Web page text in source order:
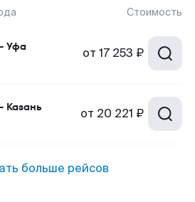
Стоимость
Уфа от 17 253 ₽
Казань от 20 221 ₽
больше рейсов